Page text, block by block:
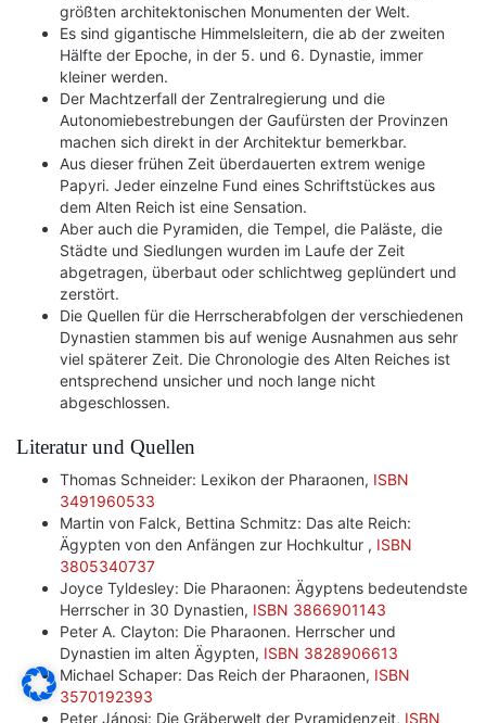
größten architektonischen Monumenten der Welt.
Es sind gigantische Himmelsleitern, die ab der zweiten
Hälfte der Epoche, in der 5. und 6. Dynastie, immer
kleiner werden.
Der Machtzerfall der Zentralregierung und die
Autonomiebestrebungen der Gaufürsten der Provinzen
machen sich direkt in der Architektur bemerkbar.
Aus dieser frühen Zeit überdauerten extrem wenige
Papyri. Jeder einzelne Fund eines Schriftstückes aus
dem Alten Reich ist eine Sensation.
Aber auch die Pyramiden, die Tempel, die Paläste, die
Städte und Siedlungen wurden im Laufe der Zeit
abgetragen, überbaut oder schlichtweg geplündert und
zerstört.
Die Quellen für die Herrscherabfolgen der verschiedenen
Dynastien stammen bis auf wenige Ausnahmen aus sehr
viel späterer Zeit. Die Chronologie des Alten Reiches ist
entsprechend unsicher und noch lange nicht
abgeschlossen.
Literatur und Quellen
Thomas Schneider: Lexikon der Pharaonen, ISBN
3491960533
Martin von Falck, Bettina Schmitz: Das alte Reich:
Ägypten von den Anfängen zur Hochkultur , ISBN
3805340737
Joyce Tyldesley: Die Pharaonen: Ägyptens bedeutendste
Herrscher in 30 Dynastien, ISBN 3866901143
Peter A. Clayton: Die Pharaonen. Herrscher und
Dynastien im alten Ägypten, ISBN 3828906613
Michael Schaper: Das Reich der Pharaonen, ISBN
3570192393
Peter Jánosi: Die Gräberwelt der Pyramidenzeit, ISBN